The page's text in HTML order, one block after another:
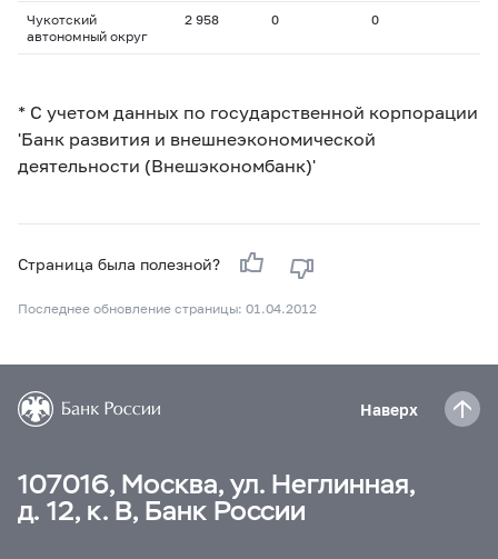
Чукотский
автономный округ
2 958 0 0
* С учетом данных по государственной корпорации
'Банк развития и внешнеэкономической
деятельности (Внешэкономбанк)'
Страница была полезной?
Последнее обновление страницы: 01.04.2012
Наверх
107016, Москва, ул. Неглинная,
д. 12, к. В, Банк России